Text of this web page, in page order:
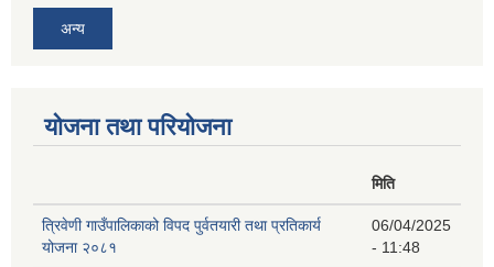
अन्य
योजना तथा परियोजना
मिति
त्रिवेणी गाउँपालिकाको विपद पुर्वतयारी तथा प्रतिकार्य
योजना २०८१
06/04/2025
- 11:48